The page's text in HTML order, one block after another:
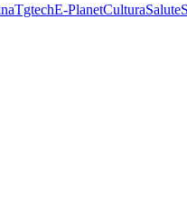
TgtechE-PlanetCulturaSalute